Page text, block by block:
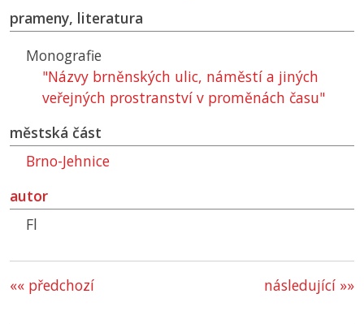
prameny, literatura
Monografie
"Názvy brněnských ulic, náměstí a jiných
veřejných prostranství v proměnách času"
městská část
Brno-Jehnice
autor
Fl
«« předchozí následující »»